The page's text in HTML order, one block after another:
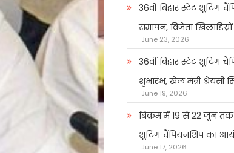
36वीं बिहार स्टेट शूटिंग
समापन, विजेता
June 23, 2026
36वीं बिहार स्टेट शूटिंग
शुभारंभ, खेल मंत्री श्रेयसी
June 19, 2026
बिक्रम में 19 से 22 जून तक
शूटिंग चैंपियनशिप का
June 17, 2026